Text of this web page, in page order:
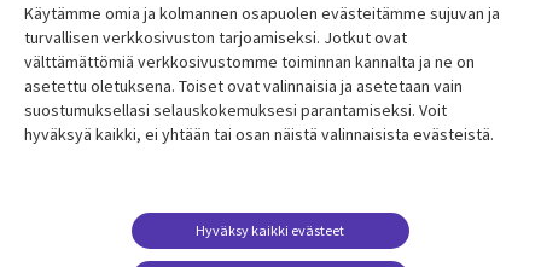
Resurssikeskus
Library
FINLAND
Asiakastarinat
Lisätietoa
Legal
Tietosuoja
Käyttöehdot
Yhteystiedot
Media
FINLAND
Käytämme omia ja kolmannen osapuolen evästeitämme sujuvan ja
turvallisen verkkosivuston tarjoamiseksi. Jotkut ovat
välttämättömiä verkkosivustomme toiminnan kannalta ja ne on
asetettu oletuksena. Toiset ovat valinnaisia ​​ja asetetaan vain
suostumuksellasi selauskokemuksesi parantamiseksi. Voit
hyväksyä kaikki, ei yhtään tai osan näistä valinnaisista evästeistä.
Hyväksy kaikki evästeet